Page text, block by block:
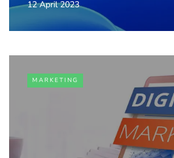
12 April 2023
MARKETING